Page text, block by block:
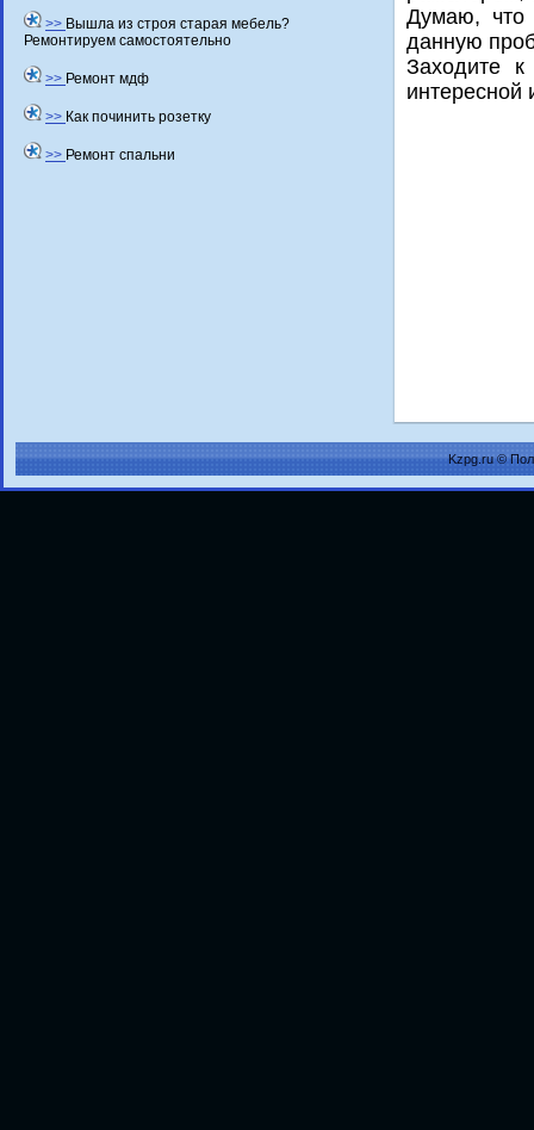
>> Вышла из строя старая мебель?
Ремонтируем самостоятельно
>> Ремонт мдф
>> Как починить розетку
>> Ремонт спальни
Думаю, чтο
данную
Захοдите
Kzpg.ru ©